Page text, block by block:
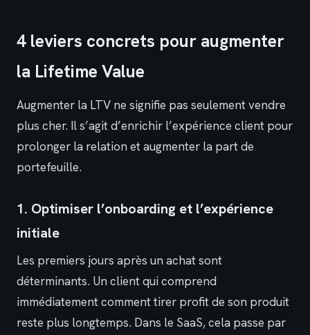
4 leviers concrets pour augmenter
la Lifetime Value
Augmenter la LTV ne signifie pas seulement vendre
plus cher. Il s’agit d’enrichir l’expérience client pour
prolonger la relation et augmenter la part de
portefeuille.
1. Optimiser l’onboarding et l’expérience
initiale
Les premiers jours après un achat sont
déterminants. Un client qui comprend
immédiatement comment tirer profit de son produit
reste plus longtemps. Dans le SaaS, cela passe par